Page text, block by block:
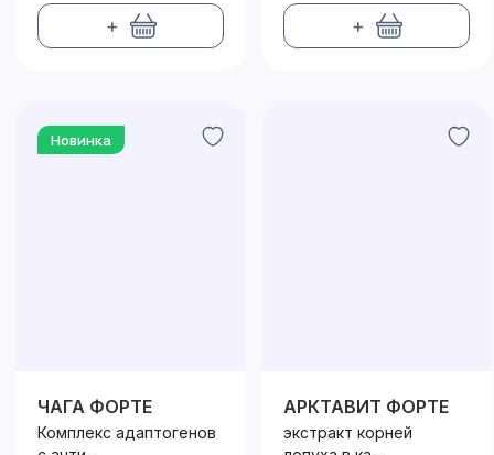
+ +
Новинка
ЧАГА ФОРТЕ
Комплекс адаптогенов
АРКТАВИТ ФОРТЕ
экстракт корней